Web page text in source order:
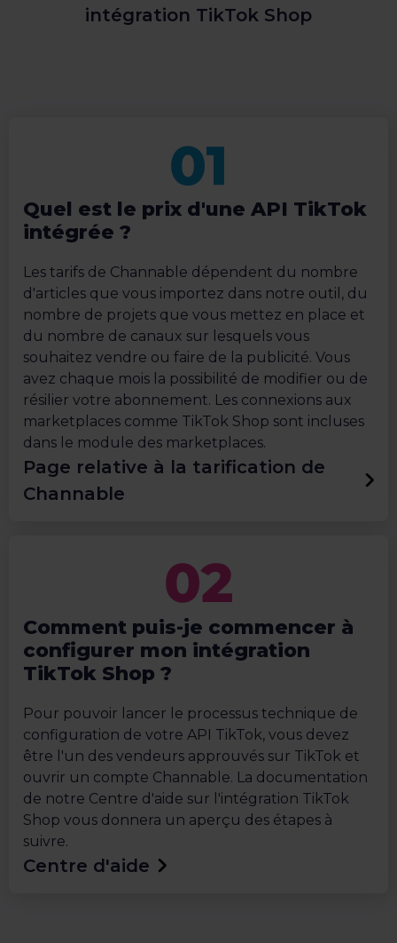
intégration TikTok Shop
Quel est le prix d'une API TikTok
intégrée ?
Les tarifs de Channable dépendent du nombre
d'articles que vous importez dans notre outil, du
nombre de projets que vous mettez en place et
du nombre de canaux sur lesquels vous
souhaitez vendre ou faire de la publicité. Vous
avez chaque mois la possibilité de modifier ou de
résilier votre abonnement. Les connexions aux
marketplaces comme TikTok Shop sont incluses
dans le module des marketplaces.
Page relative à la tarification de
Channable
Comment puis-je commencer à
configurer mon intégration
TikTok Shop ?
Pour pouvoir lancer le processus technique de
configuration de votre API TikTok, vous devez
être l'un des vendeurs approuvés sur TikTok et
ouvrir un compte Channable. La documentation
de notre Centre d'aide sur l'intégration TikTok
Shop vous donnera un aperçu des étapes à
suivre.
Centre d'aide